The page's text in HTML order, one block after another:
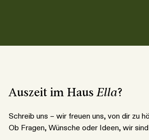
Auszeit im HausElla?
Schreib uns – wir freuen uns, von dir zu
Ob Fragen, Wünsche oder Ideen, wir sind